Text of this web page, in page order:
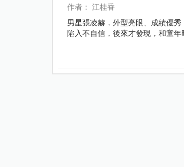
作者： 江桂香
男星張凌赫，外型亮眼、成績優
陷入不自信，後來才發現，和童年